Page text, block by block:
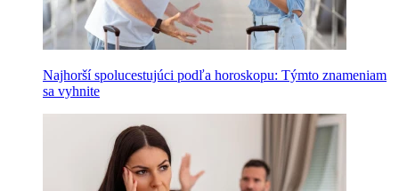
Najhorší spolucestujúci podľa horoskopu: Týmto znameniam
sa vyhnite